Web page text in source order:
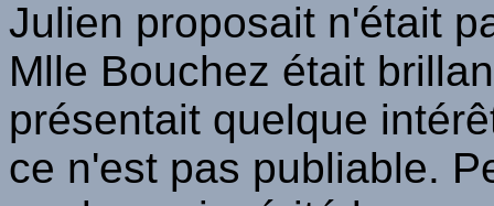
Julien proposait n'était
Mlle Bouchez était
présentait quelque
ce n'est pas publiable.